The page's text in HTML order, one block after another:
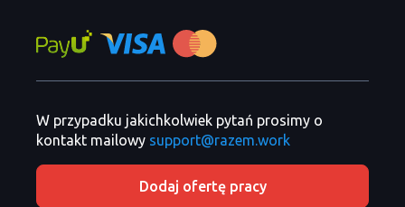
W przypadku jakichkolwiek pytań prosimy o
kontakt mailowy support@razem.work
Dodaj ofertę pracy